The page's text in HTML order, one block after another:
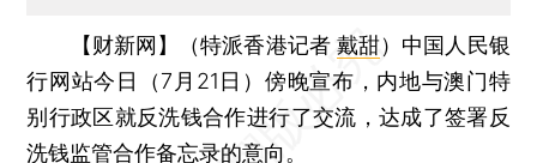
【财新网】（特派香港记者 戴甜） 中国人民银
行网站今日（7月21日）傍晚宣布，内地与澳门特
别行政区就反洗钱合作进行了交流，达成了签署反
洗钱监管合作备忘录的意向。